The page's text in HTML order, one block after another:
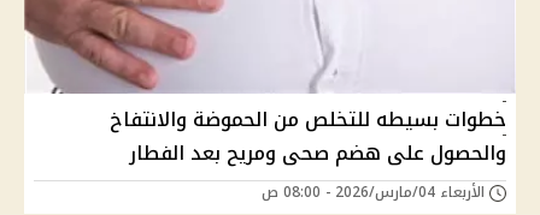
خطوات بسيطه للتخلص من الحموضة والانتفاخ
والحصول على هضم صحى ومريح بعد الفطار
الأربعاء 04/مارس/2026 - 08:00 ص